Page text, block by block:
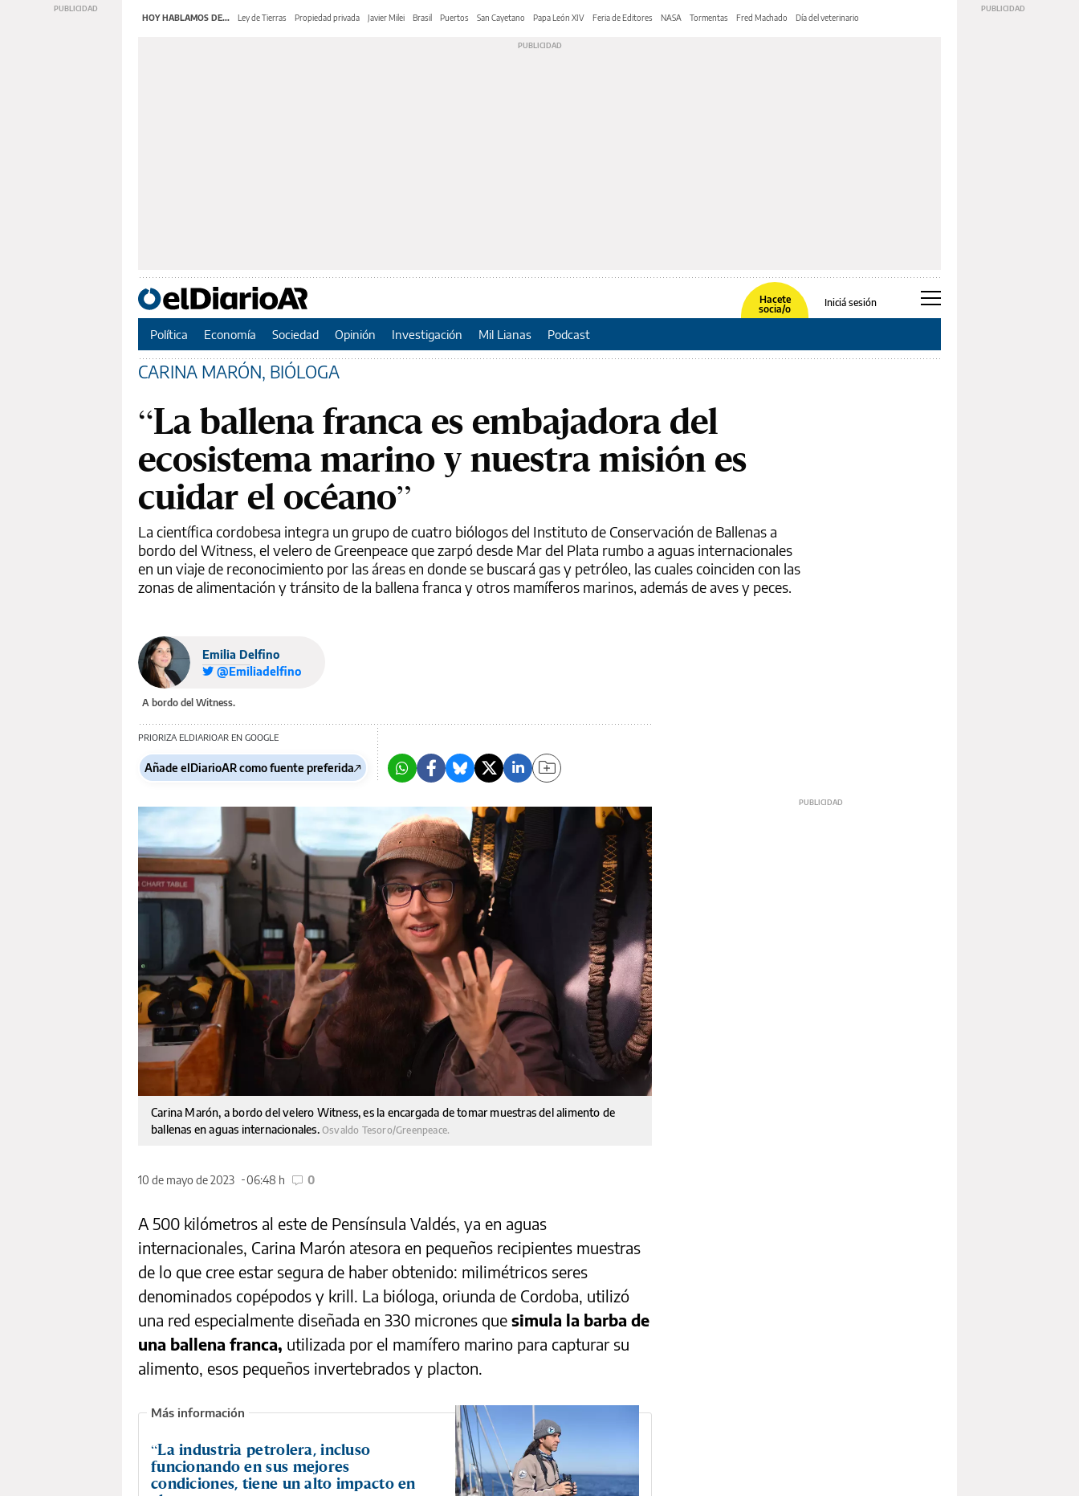
HOY HABLAMOS DE... Ley de Tierras Propiedad privada Javier Milei Brasil Puertos San Cayetano Papa León XIV Feria de Editores NASA Tormentas Fred Machado Día del veterinario
Hacete
socia/o
Iniciá sesión
Política Economía Sociedad Opinión Investigación Mil Lianas Podcast
CARINA MARÓN, BIÓLOGA
“La ballena franca es embajadora del
ecosistema marino y nuestra misión es
cuidar el océano”
La científica cordobesa integra un grupo de cuatro biólogos del Instituto de Conservación de Ballenas a
bordo del Witness, el velero de Greenpeace que zarpó desde Mar del Plata rumbo a aguas internacionales
en un viaje de reconocimiento por las áreas en donde se buscará gas y petróleo, las cuales coinciden con las
zonas de alimentación y tránsito de la ballena franca y otros mamíferos marinos, además de aves y peces.
Emilia Delfino
@Emiliadelfino
A bordo del Witness.
PRIORIZA ELDIARIOAR EN GOOGLE
Añade elDiarioAR como fuente preferida
Carina Marón, a bordo del velero Witness, es la encargada de tomar muestras del alimento de
ballenas en aguas internacionales. Osvaldo Tesoro/Greenpeace.
10 de mayo de 2023 06:48 h 0
A 500 kilómetros al este de Pensínsula Valdés, ya en aguas
internacionales, Carina Marón atesora en pequeños recipientes muestras
de lo que cree estar segura de haber obtenido: milimétricos seres
denominados copépodos y krill. La bióloga, oriunda de Cordoba, utilizó
una red especialmente diseñada en 330 micrones que simula la barba de
una ballena franca, utilizada por el mamífero marino para capturar su
alimento, esos pequeños invertebrados y placton.
“La industria petrolera, incluso
funcionando en sus mejores
condiciones, tiene un alto impacto en